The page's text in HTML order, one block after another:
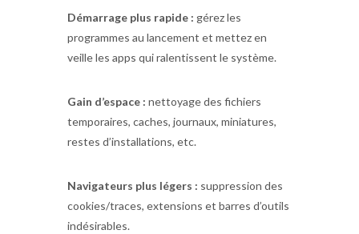
Démarrage plus rapide : gérez les
programmes au lancement et mettez en
veille les apps qui ralentissent le système.
Gain d’espace : nettoyage des fichiers
temporaires, caches, journaux, miniatures,
restes d’installations, etc.
Navigateurs plus légers : suppression des
cookies/traces, extensions et barres d’outils
indésirables.